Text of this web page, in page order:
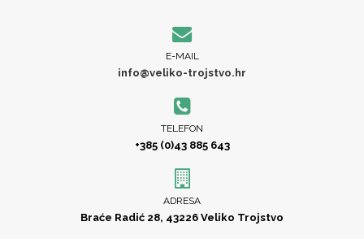
E-MAIL
info@veliko-trojstvo.hr
TELEFON
+385 (0)43 885 643
ADRESA
Braće Radić 28, 43226 Veliko Trojstvo